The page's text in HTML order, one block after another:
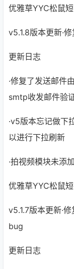
优雅草YYC松鼠
v5.1.8版本更新·
更新日志
·修复了发送邮件
smtp收发邮件验
·v5版本忘记做下
以进行下拉刷新
·拍视频模块未添
优雅草YYC松鼠
v5.1.7版本更新·
bug
更新日志